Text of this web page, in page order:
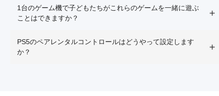
1台のゲーム機で子どもたちがこれらのゲームを一緒に遊ぶ
ことはできますか？
PS5のペアレンタルコントロールはどうやって設定します
か？